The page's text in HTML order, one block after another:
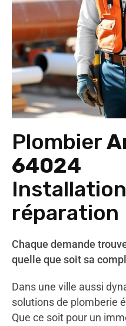
Plombier
64024
réparation
Chaque demande
quelle que soit sa
Dans une ville aussi
solutions de plomberie
Que ce soit pour un